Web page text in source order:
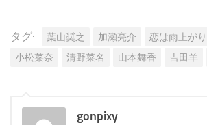
タグ: 葉山奨之 加瀬亮介 恋は雨上が
小松菜奈
清野菜名 山本舞香 吉田羊
gonpixy